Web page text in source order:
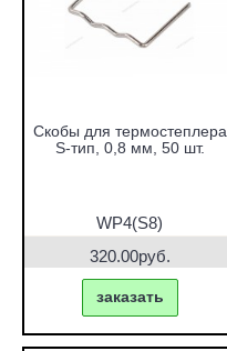
Скобы для термостеплера
S-тип, 0,8 мм, 50 шт.
WP4(S8)
320.00руб.
заказать